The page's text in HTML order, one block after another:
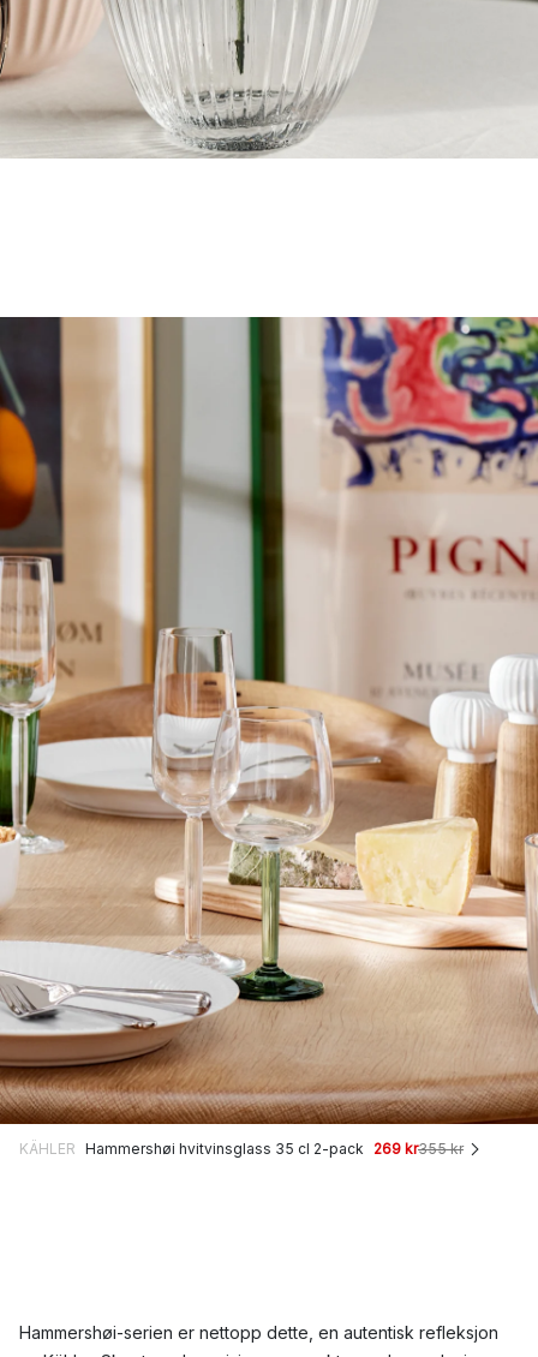
KÄHLER Hammershøi hvitvinsglass 35 cl 2-pack 269 kr355 kr
Hammershøi-serien er nettopp dette, en autentisk refleksjon